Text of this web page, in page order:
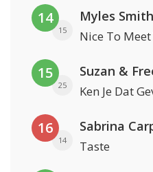
14
15
Myles Smith
Nice To Meet
15
25
Suzan &
Ken Je Dat
16
14
Sabrina
Taste